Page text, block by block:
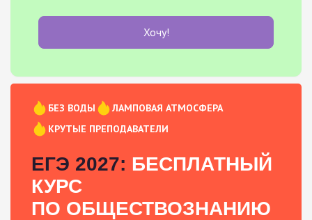
Хочу!
БЕЗ ВОДЫ
ЛАМПОВАЯ АТМОСФЕРА
КРУТЫЕ ПРЕПОДАВАТЕЛИ
ЕГЭ 2027: БЕСПЛАТНЫЙ
КУРС
ПО ОБЩЕСТВОЗНАНИЮ